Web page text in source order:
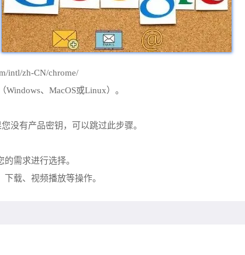
intl/zh-CN/chrome/
、MacOS或Linux）。
没有产品密钥，可以跳过此步骤。
需求进行选择。
载、视频播放等操作。